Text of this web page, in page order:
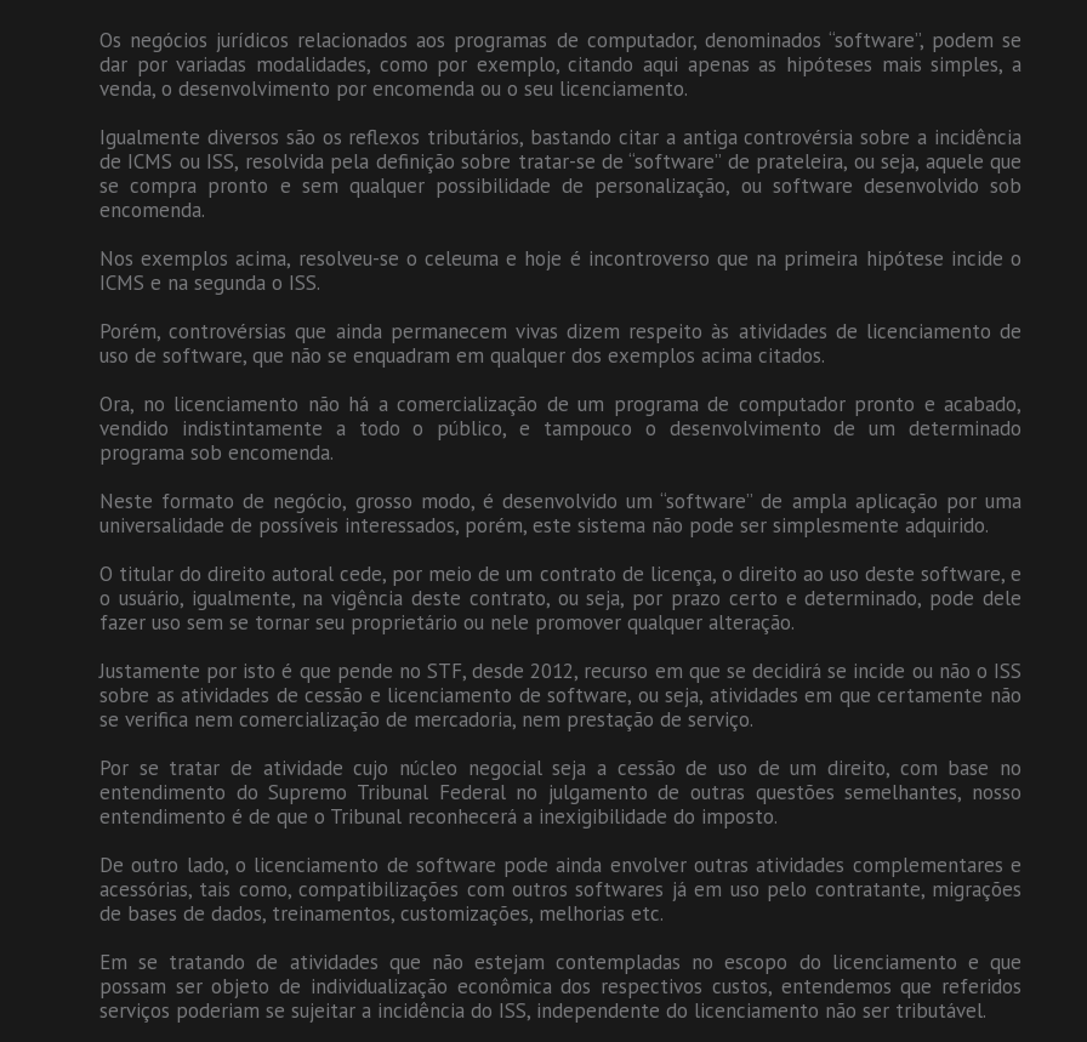
Os negócios jurídicos relacionados aos programas de computador, denominados “software”, podem se
dar por variadas modalidades, como por exemplo, citando aqui apenas as hipóteses mais simples, a
venda, o desenvolvimento por encomenda ou o seu licenciamento.
Igualmente diversos são os reflexos tributários, bastando citar a antiga controvérsia sobre a incidência
de ICMS ou ISS, resolvida pela definição sobre tratar-se de “software” de prateleira, ou seja, aquele que
se compra pronto e sem qualquer possibilidade de personalização, ou software desenvolvido sob
encomenda.
Nos exemplos acima, resolveu-se o celeuma e hoje é incontroverso que na primeira hipótese incide o
ICMS e na segunda o ISS.
Porém, controvérsias que ainda permanecem vivas dizem respeito às atividades de licenciamento de
uso de software, que não se enquadram em qualquer dos exemplos acima citados.
Ora, no licenciamento não há a comercialização de um programa de computador pronto e acabado,
vendido indistintamente a todo o público, e tampouco o desenvolvimento de um determinado
programa sob encomenda.
Neste formato de negócio, grosso modo, é desenvolvido um “software” de ampla aplicação por uma
universalidade de possíveis interessados, porém, este sistema não pode ser simplesmente adquirido.
O titular do direito autoral cede, por meio de um contrato de licença, o direito ao uso deste software, e
o usuário, igualmente, na vigência deste contrato, ou seja, por prazo certo e determinado, pode dele
fazer uso sem se tornar seu proprietário ou nele promover qualquer alteração.
Justamente por isto é que pende no STF, desde 2012, recurso em que se decidirá se incide ou não o ISS
sobre as atividades de cessão e licenciamento de software, ou seja, atividades em que certamente não
se verifica nem comercialização de mercadoria, nem prestação de serviço.
Por se tratar de atividade cujo núcleo negocial seja a cessão de uso de um direito, com base no
entendimento do Supremo Tribunal Federal no julgamento de outras questões semelhantes, nosso
entendimento é de que o Tribunal reconhecerá a inexigibilidade do imposto.
De outro lado, o licenciamento de software pode ainda envolver outras atividades complementares e
acessórias, tais como, compatibilizações com outros softwares já em uso pelo contratante, migrações
de bases de dados, treinamentos, customizações, melhorias etc.
Em se tratando de atividades que não estejam contempladas no escopo do licenciamento e que
possam ser objeto de individualização econômica dos respectivos custos, entendemos que referidos
serviços poderiam se sujeitar a incidência do ISS, independente do licenciamento não ser tributável.